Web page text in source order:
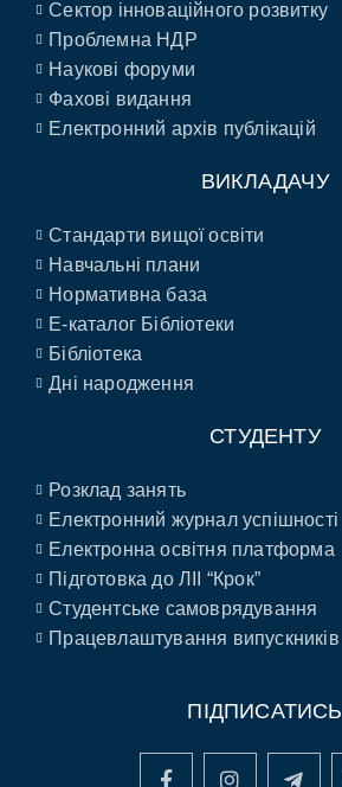
Сектор інноваційного розвитку
Проблемна НДР
Наукові форуми
Фахові видання
Електронний архів публікацій
ВИКЛАДАЧУ
Стандарти вищої освіти
Навчальні плани
Нормативна база
E-каталог Бібліотеки
Бібліотека
Дні народження
СТУДЕНТУ
Розклад занять
Електронний журнал успішності
Електронна освітня платформа
Підготовка до ЛІІ “Крок”
Студентське самоврядування
Працевлаштування випускників
ПІДПИСАТИСЬ